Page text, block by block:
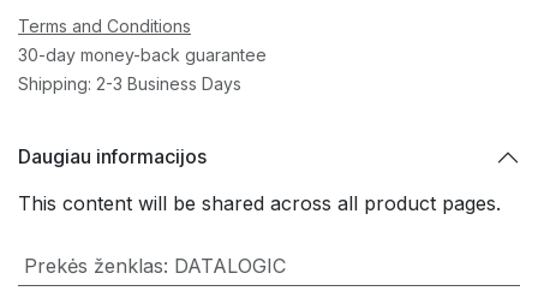
Terms and Conditions
30-day money-back guarantee
Shipping: 2-3 Business Days
Daugiau informacijos
This content will be shared across all product pages.
Prekės ženklas: DATALOGIC